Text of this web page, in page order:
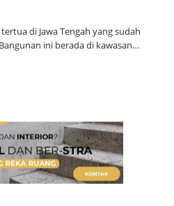
di Jawa Tengah yang sudah
ini berada di kawasan…